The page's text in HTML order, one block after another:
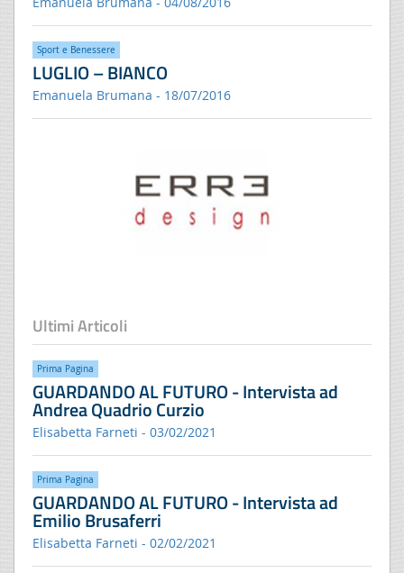
Sport e Benessere
LUGLIO – BIANCO
Emanuela Brumana - 18/07/2016
Ultimi Articoli
Prima Pagina
GUARDANDO AL FUTURO - Intervista ad
Andrea Quadrio Curzio
Elisabetta Farneti - 03/02/2021
Prima Pagina
GUARDANDO AL FUTURO - Intervista ad
Emilio Brusaferri
Elisabetta Farneti - 02/02/2021